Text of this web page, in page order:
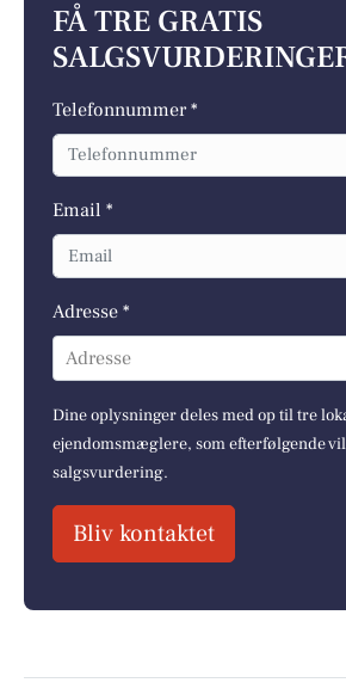
FÅ TRE GRATIS
Telefonnummer *
Email *
Adresse *
Adresse
Dine oplysninger deles med op til tre
ejendomsmæglere, som efterfølgende
salgsvurdering.
Bliv kontaktet